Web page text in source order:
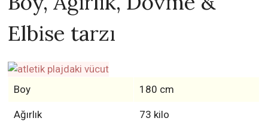
Elbise tarzı
Boy 180 cm
Ağırlık 73 kilo